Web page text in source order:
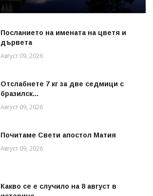
Посланието на имената на цветя и
дървета
Август 09, 2026
Отслабнете 7 кг за две седмици с
бразилск...
Август 09, 2026
Почитаме Свети апостол Матия
Август 09, 2026
Какво се е случило на 8 август в